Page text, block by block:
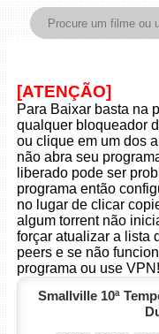
[ATENÇÃO]
Para Baixar basta na
qualquer bloqueador
ou clique em um dos
não abra seu
liberado pode ser
programa então
no lugar de clicar
algum torrent não
forçar atualizar a lista
peers e se não
programa ou use VPN!
Smallville 10ª